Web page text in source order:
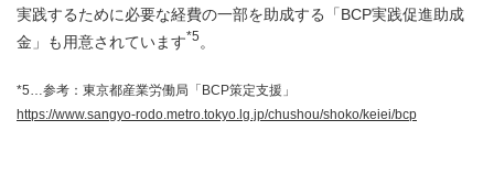
実践するために必要な経費の一部を助成する「BCP実践促進助成
金」も用意されています*5 。
*5…参考：東京都産業労働局「BCP策定支援」
https://www.sangyo-rodo.metro.tokyo.lg.jp/chushou/shoko/keiei/bcp